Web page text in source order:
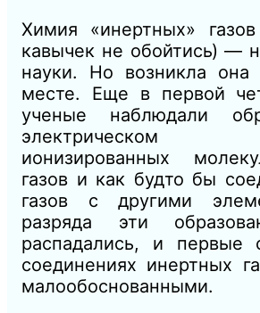
Химия «инертных»
кавычек не обойтись) —
науки. Но возникла
месте. Еще в первой
ученые наблюдали
электрическом
ионизированных
газов и как будто бы
газов с другими
разряда эти
распадались, и первые
соединениях инертных
малообоснованными.